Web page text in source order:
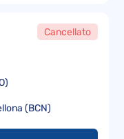
Cancellato
(BCN)